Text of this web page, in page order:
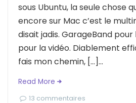
sous Ubuntu, la seule chose
encore sur Mac c’est le
disait jadis. GarageBand pour
pour la vidéo. Diablement
fais mon chemin, […]...
Read More
13 commentaires